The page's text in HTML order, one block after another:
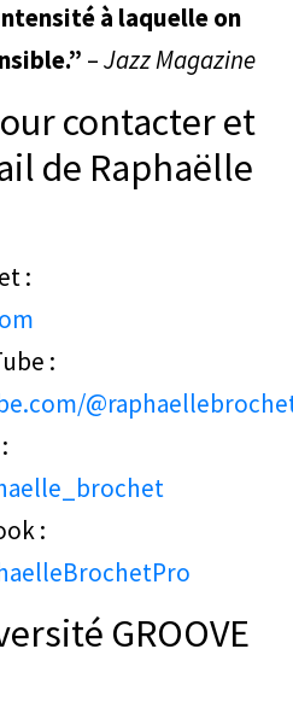
à laquelle on
–Jazz Magazine
contacter et
de Raphaëlle
:
:
:
GROOVE